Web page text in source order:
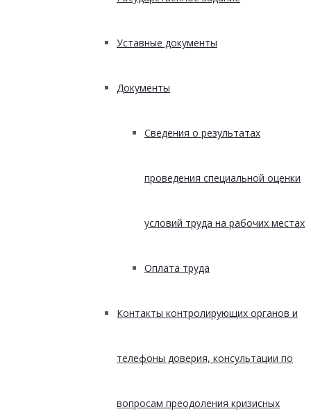
Уставные документы
Документы
Сведения о результатах
проведения специальной оценки
условий труда на рабочих местах
Оплата труда
Контакты контролирующих органов и
телефоны доверия, консультации по
вопросам преодоления кризисных